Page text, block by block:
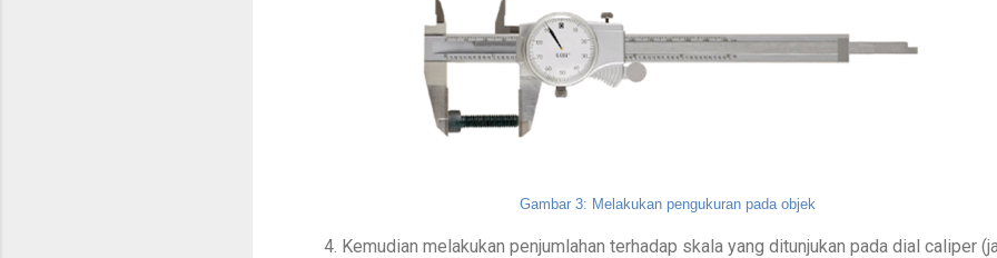
Gambar 3: Melakukan pengukuran pada objek
Kemudian melakukan penjumlahan terhadap skala yang ditunjukan pada dial caliper